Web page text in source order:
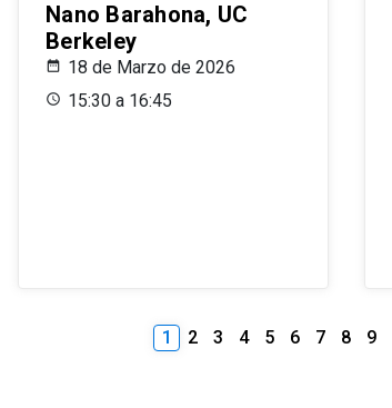
Nano Barahona, UC
Berkeley
18 de Marzo de 2026
15:30 a 16:45
1 2 3 4 5 6 7 8 9